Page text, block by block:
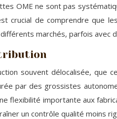
OME ne sont pas
de comprendre que
marchés, parfois avec
souvent délocalisée,
par des grossistes
flexibilité importante aux
un contrôle qualité moins